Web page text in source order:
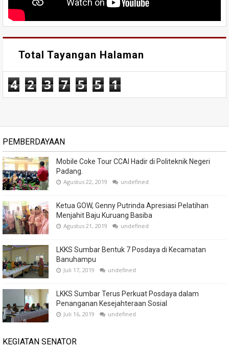
Total Tayangan Halaman
4 2 3 7 5 5 1
PEMBERDAYAAN
Mobile Coke Tour CCAI Hadir di Politeknik Negeri
Padang.
Agustus 22, 2019 undefined
Ketua GOW, Genny Putrinda Apresiasi Pelatihan
Menjahit Baju Kuruang Basiba
Agustus 21, 2019 undefined
LKKS Sumbar Bentuk 7 Posdaya di Kecamatan
Banuhampu
Juli 17, 2019 undefined
LKKS Sumbar Terus Perkuat Posdaya dalam
Penanganan Kesejahteraan Sosial
Juli 16, 2019 undefined
KEGIATAN SENATOR